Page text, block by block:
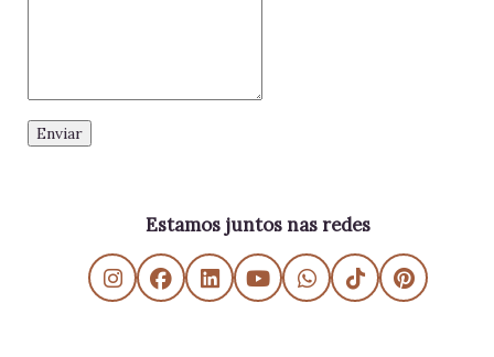
Estamos juntos nas redes